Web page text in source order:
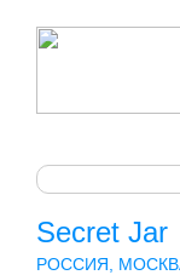
Secret Jar
РОССИЯ,